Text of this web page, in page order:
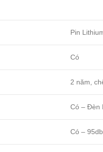
Pin
Có
2 năm,
Có – Đèn
Có – 95db